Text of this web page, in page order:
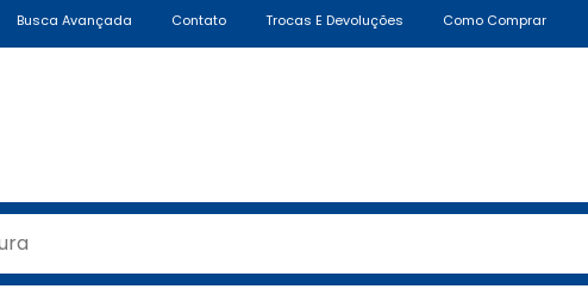
Busca Avançada Contato Trocas E Devoluções Como Comprar